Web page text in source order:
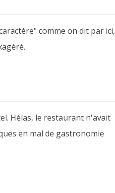
comme on dit par ici,
Hélas, le restaurant n'avait
en mal de gastronomie